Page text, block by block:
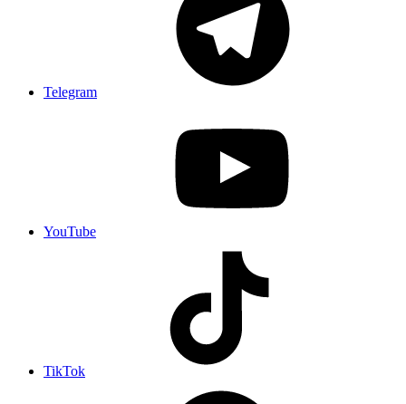
Telegram
YouTube
TikTok